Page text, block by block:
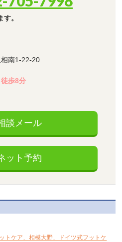
。
相南1-22-20
徒歩8分
談メール
ット予約
トケア、相模大野、ドイツ式フットケ